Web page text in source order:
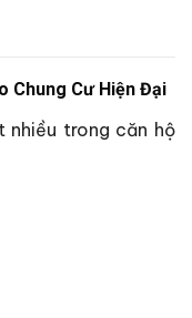
Chung Cư Hiện Đại
nhiều trong căn hộ